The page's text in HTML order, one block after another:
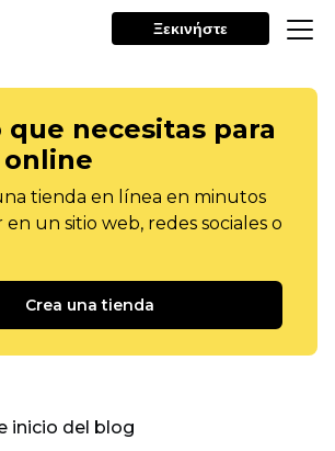
Ξεκινήστε
que necesitas para
tienda en línea en minutos
un sitio web, redes sociales o
Crea una tienda
inicio del blog